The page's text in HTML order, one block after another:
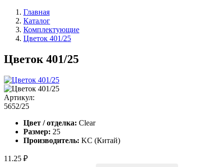
Главная
Каталог
Комплектующие
Цветок 401/25
Цветок 401/25
Артикул:
5652/25
Цвет / отделка: Clear
Размер: 25
Производитель: KC (Китай)
11.25 ₽